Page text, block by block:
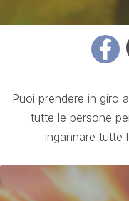
Puoi prendere in giro
tutte le persone
ingannare tutte